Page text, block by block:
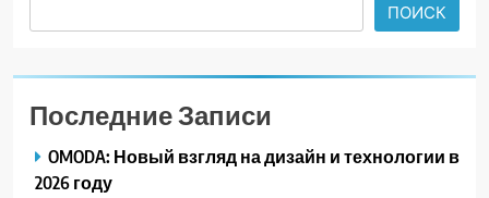
ПОИСК
Последние Записи
OMODA: Новый взгляд на дизайн и технологии в
2026 году